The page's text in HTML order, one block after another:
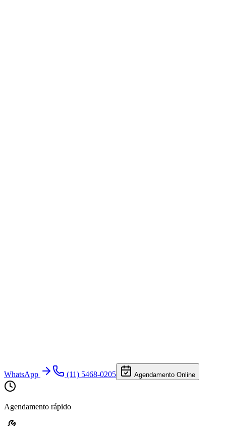
WhatsApp (11) 5468-0205 Agendamento Online
Agendamento rápido